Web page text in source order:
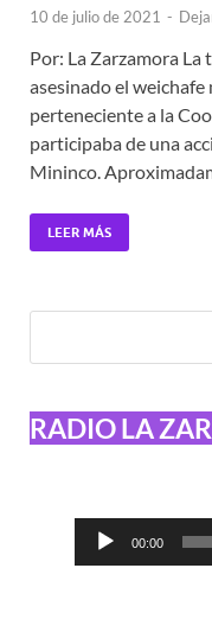
10 de julio de 2021 -
Por: La Zarzamora La
asesinado el
perteneciente a la
participaba de una
Mininco.
LEER MÁS
RADIO LA
Reproductor
00:00